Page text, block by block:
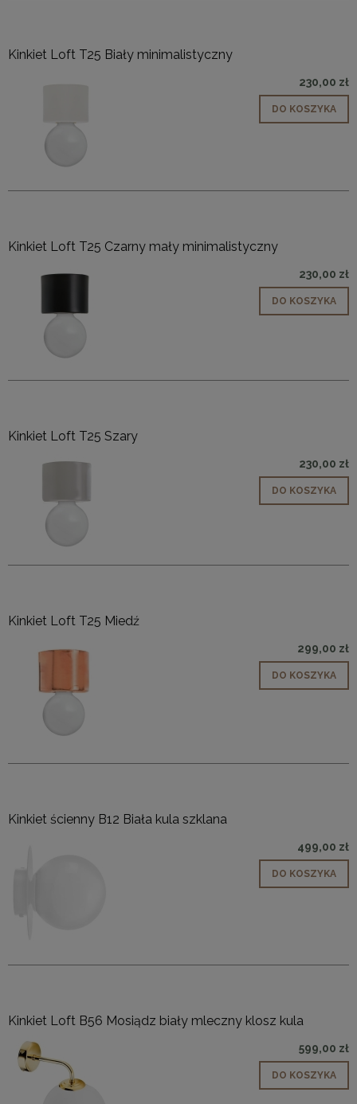
Kinkiet Loft T25 Biały minimalistyczny
230,00 zł
DO KOSZYKA
Kinkiet Loft T25 Czarny mały minimalistyczny
230,00 zł
DO KOSZYKA
Kinkiet Loft T25 Szary
230,00 zł
DO KOSZYKA
Kinkiet Loft T25 Miedź
299,00 zł
DO KOSZYKA
Kinkiet ścienny B12 Biała kula szklana
499,00 zł
DO KOSZYKA
Kinkiet Loft B56 Mosiądz biały mleczny klosz kula
599,00 zł
DO KOSZYKA